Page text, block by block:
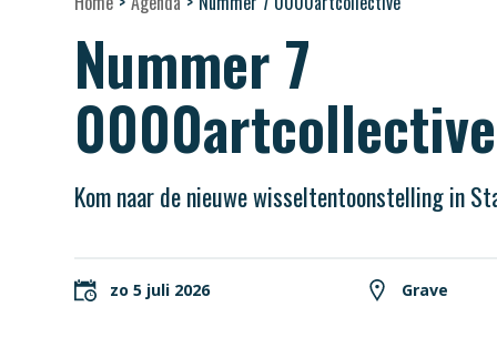
Nummer 7
0000artcollective
Kom naar de nieuwe wisseltentoonstelling in
zo 5 juli 2026 Grave